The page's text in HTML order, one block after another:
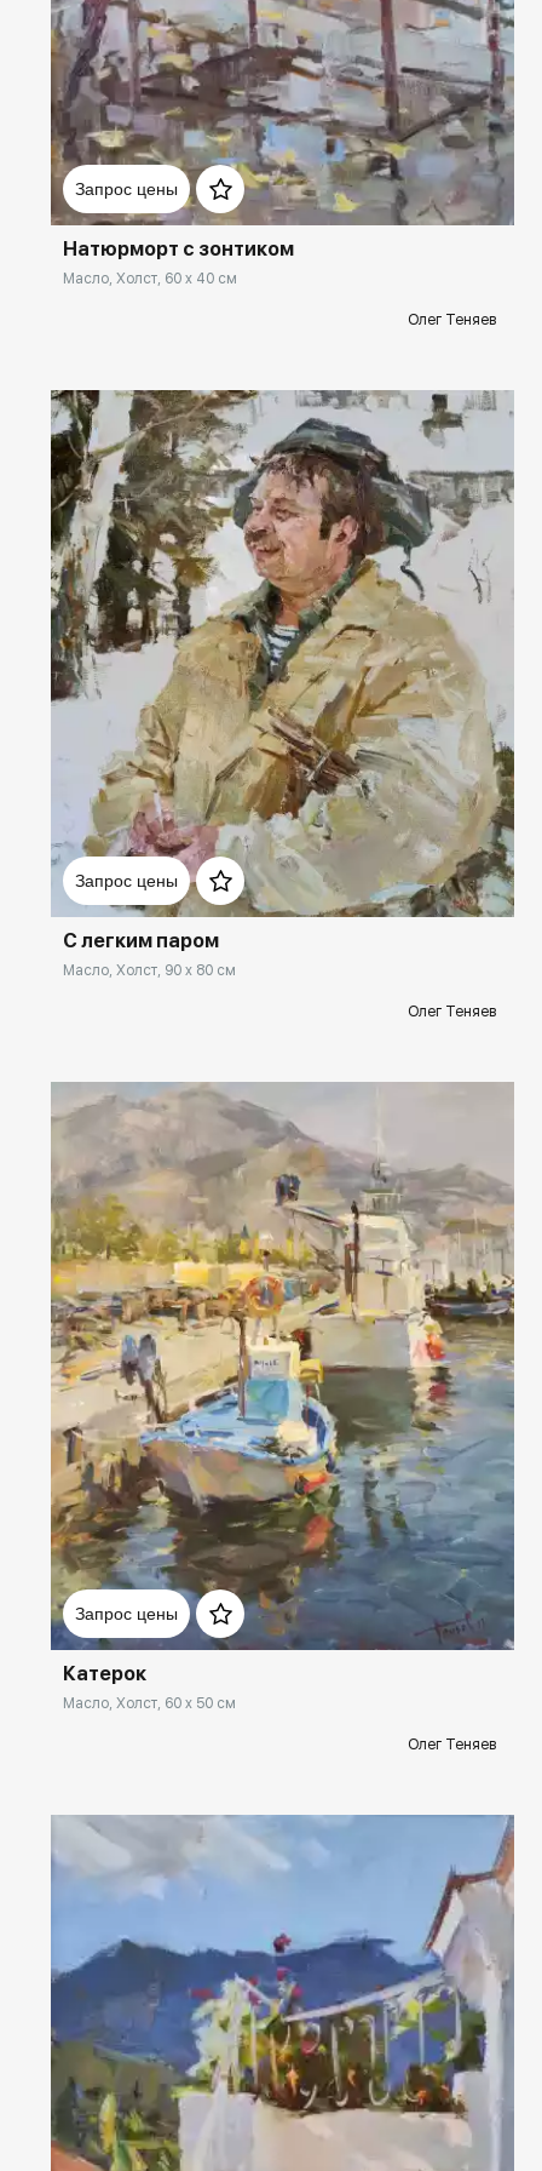
Олег Теняев – непревзойденный мастер пленэра. С 2003 года
постоянно организовывались выставки пленэрной живописи.
Почерк Олега Теняева очень узнаваем. Продолжая в своем
творчестве традиции русской реалистической живописи,
художник привнёс свою собственную манеру нанесения
пастозными мазками большого количества оттенков и нюансов. На
картинах Мастера можно найти пейзажи родного Урала и средней
полосы, Крыма, окрестности Санкт-Петербурга и Приладожья.
Запрос цены
Домен: rakovgallery.ru
Натюрморт с зонтиком
Масло, Холст, 60 x 40 см
Олег Теняев
Запрос цены
Домен: rakovgallery.ru
С легким паром
Масло, Холст, 90 x 80 см
Олег Теняев
Запрос цены
Домен: rakovgallery.ru
Катерок
Масло, Холст, 60 x 50 см
Олег Теняев